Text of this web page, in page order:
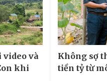
video và
khi
Không sợ
tiền tỷ từ